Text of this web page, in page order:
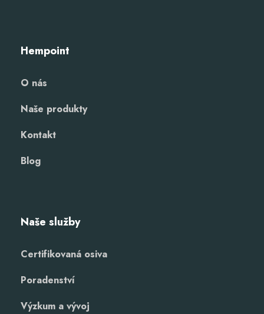
Hempoint
O nás
Naše produkty
Kontakt
Blog
Naše služby
Certifikovaná osiva
Poradenství
Výzkum a vývoj